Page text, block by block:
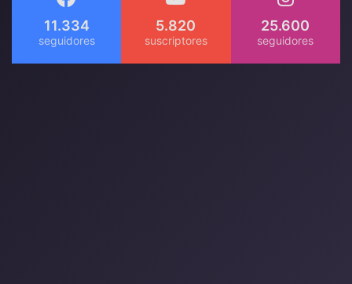
11.334 5.820 25.600